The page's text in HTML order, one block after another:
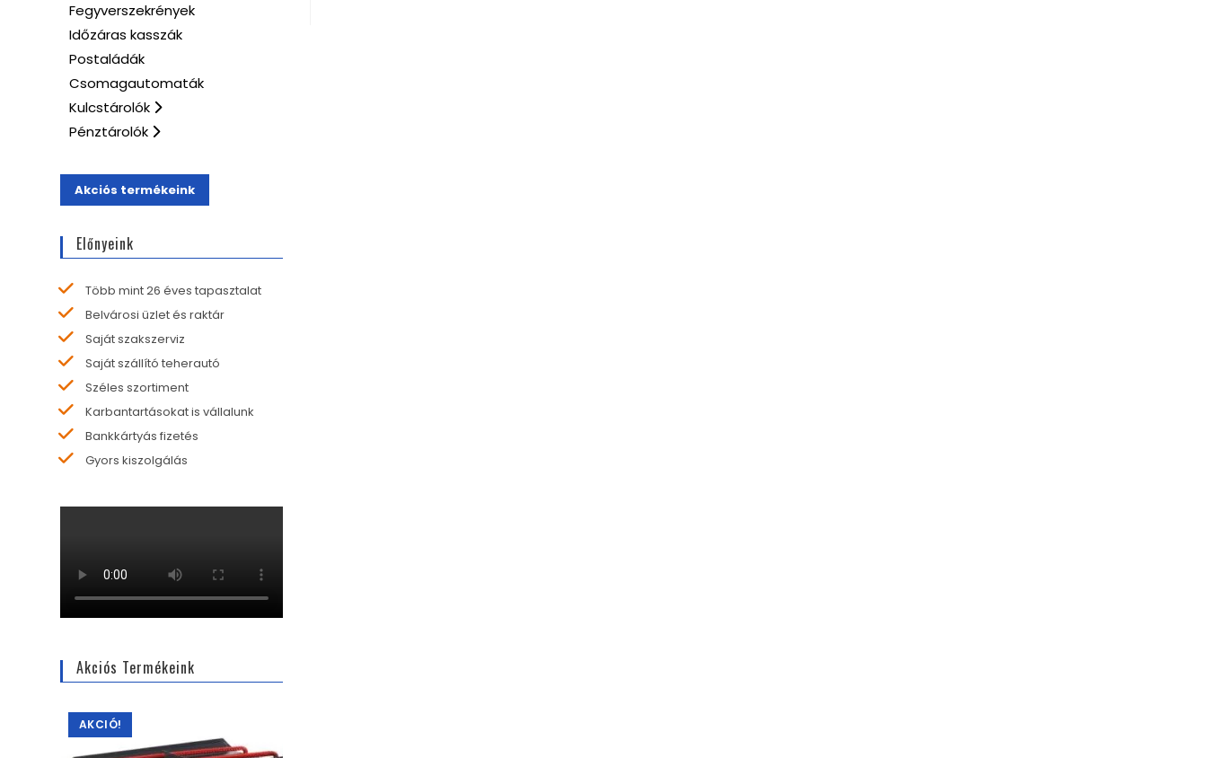
Fegyverszekrények
Időzáras kasszák
Postaládák
Csomagautomaták
Kulcstárolók
Pénztárolók
Akciós termékeink
Előnyeink
Több mint 26 éves tapasztalat
Belvárosi üzlet és raktár
Saját szakszerviz
Saját szállító teherautó
Széles szortiment
Karbantartásokat is vállalunk
Bankkártyás fizetés
Gyors kiszolgálás
Akciós Termékeink
AKCIÓ!